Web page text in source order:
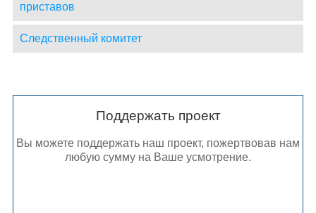
приставов
Следственный комитет
Поддержать проект
Вы можете поддержать наш проект, пожертвовав нам
любую сумму на Ваше усмотрение.